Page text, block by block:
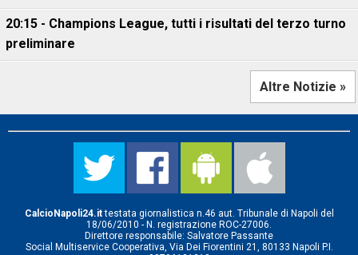
20:15 - Champions League, tutti i risultati del terzo turno
preliminare
Altre Notizie »
CalcioNapoli24.ittestata giornalistica n.46 aut. Tribunale di Napoli del
18/06/2010 - N. registrazione ROC-27006.
Direttore responsabile: Salvatore Passante
Social Multiservice Cooperativa, Via Dei Fiorentini 21, 80133 Napoli P.I.